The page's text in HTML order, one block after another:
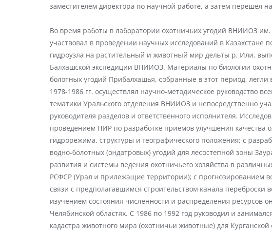
заместителем директора по научной работе, а затем перешел
Во время работы в лаборатории охотничьих угодий ВНИИОЗ
участвовал в проведении научных исследований в Казахстане
гидроузла на растительный и животный мир дельты р. Или,
Балхашской экспедиции ВНИИОЗ. Материалы по биологии
болотных угодий Прибалхашья, собранные в этот период, легли
1978-1986 гг. осуществлял научно-методическое руководство
тематики Уральского отделения ВНИИОЗ и непосредственно
руководителя разделов и ответственного исполнителя.
проведением НИР по разработке приемов улучшения качества
гидрорежима, структуры и географического положения; с
водно-болотных (ондатровых) угодий для лесостепной зоны
pазвития и системы ведения охотничьего хозяйства в
РСФСР (Урал и прилежащие территории); с прогнозированием
связи с предполагавшимся строительством канала
изучением состояния численности и распределения ресурсов
Челябинской областях. С 1986 по 1992 год руководил и
кадастра животного мира (охотничьи животные) для